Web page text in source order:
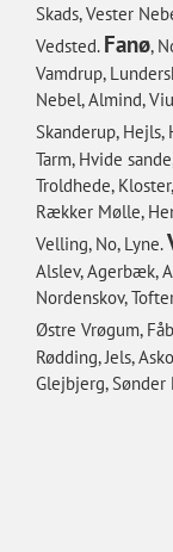
Skads, Vester
Vedsted. Fanø,
Vamdrup,
Nebel, Almind,
Skanderup, Hejls,
Tarm, Hvide
Troldhede,
Rækker Mølle,
Velling, No, Lyne.
Alslev, Agerbæk,
Nordenskov,
Østre Vrøgum,
Rødding, Jels,
Glejbjerg,